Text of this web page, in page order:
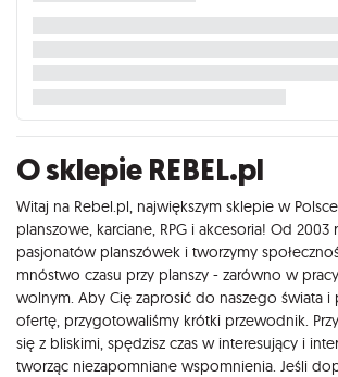
O sklepie REBEL.pl
Witaj na Rebel.pl, największym sklepie w
planszowe, karciane, RPG i akcesoria! Od
pasjonatów planszówek i tworzymy
mnóstwo czasu przy planszy - zarówno w
wolnym. Aby Cię zaprosić do naszego świata i
ofertę, przygotowaliśmy krótki przewodnik.
się z bliskimi, spędzisz czas w interesujący i
tworząc niezapomniane wspomnienia. Jeśli